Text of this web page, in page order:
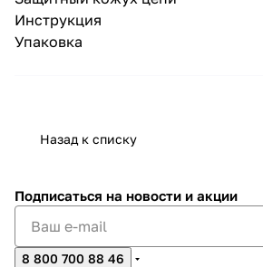
Инструкция
Упаковка
Назад к списку
Подписаться на новости и акции
8 800 700 88 46